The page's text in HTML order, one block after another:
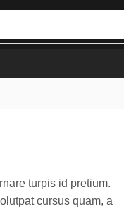
turpis id pretium.
cursus quam, a